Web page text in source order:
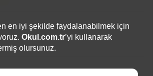
en iyi şekilde faydalanabilmek için
Okul.com.tr’yi kullanarak
olursunuz.